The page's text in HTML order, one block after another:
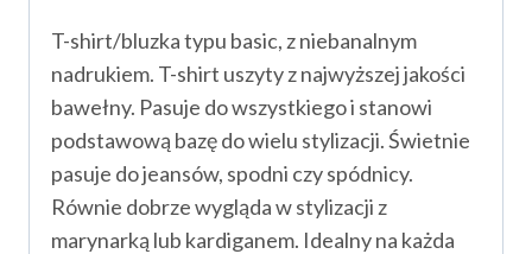
T-shirt/bluzka typu basic, z niebanalnym
nadrukiem. T-shirt uszyty z najwyższej jakości
bawełny. Pasuje do wszystkiego i stanowi
podstawową bazę do wielu stylizacji. Świetnie
pasuje do jeansów, spodni czy spódnicy.
Równie dobrze wygląda w stylizacji z
marynarką lub kardiganem. Idealny na każda